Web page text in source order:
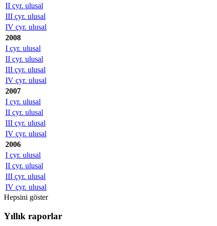
II çyr. ulusal
III çyr. ulusal
IV çyr. ulusal
2008
I çyr. ulusal
II çyr. ulusal
III çyr. ulusal
IV çyr. ulusal
2007
I çyr. ulusal
II çyr. ulusal
III çyr. ulusal
IV çyr. ulusal
2006
I çyr. ulusal
II çyr. ulusal
III çyr. ulusal
IV çyr. ulusal
Hepsini göster
Yıllık raporlar